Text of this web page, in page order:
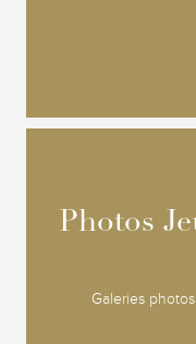
Photos
Galeries
Photos